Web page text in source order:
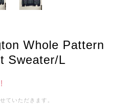
Whole Pattern
Sweater/L
ていただきます。